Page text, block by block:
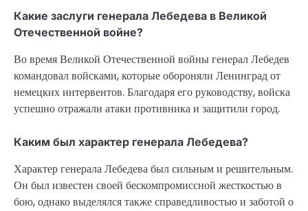
Какие заслуги генерала Лебедева в Великой
Отечественной войне?
Во время Великой Отечественной войны генерал Лебедев
командовал войсками, которые обороняли Ленинград от
немецких интервентов. Благодаря его руководству, войска
успешно отражали атаки противника и защитили город.
Каким был характер генерала Лебедева?
Характер генерала Лебедева был сильным и решительным.
Он был известен своей бескомпромиссной жесткостью в
бою, однако выделялся также справедливостью и заботой о